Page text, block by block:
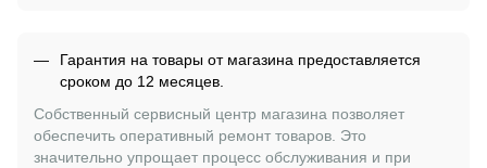
Гарантия на товары от магазина предоставляется
сроком до 12 месяцев.
Собственный сервисный центр магазина позволяет
обеспечить оперативный ремонт товаров. Это
значительно упрощает процесс обслуживания и при